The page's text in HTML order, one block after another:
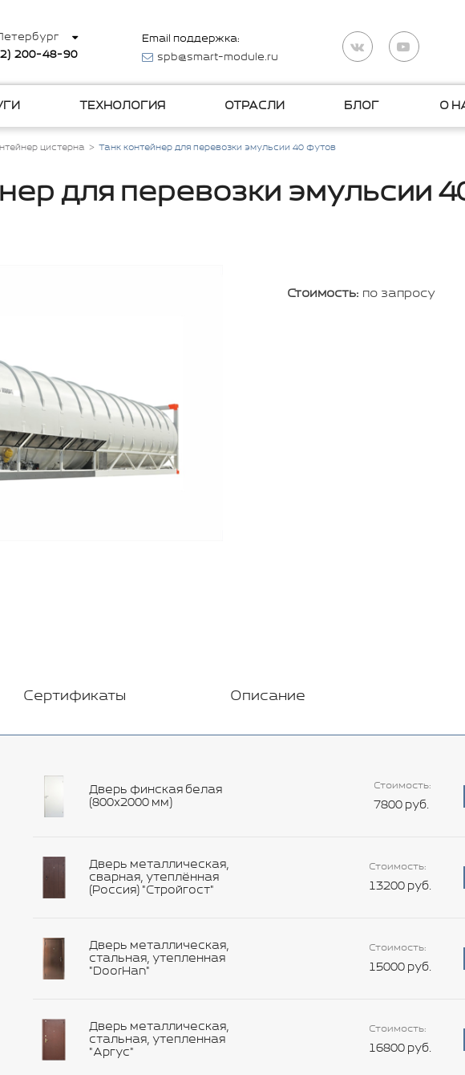
200-48-90
Email поддержка:
spb@smart-module.ru
ТЕХНОЛОГИЯ ОТРАСЛИ БЛОГ О
цистерна Танк контейнер для перевозки эмульсии 40 футов
для перевозки эмульсии
Стоимость: по запросу
Сертификаты Описание
Дверь финская белая
(800х2000 мм)
Стоимость:
7800 руб.
Дверь металлическая,
сварная, утеплённая
(Россия) "Стройгост"
Стоимость:
13200 руб.
Дверь металлическая,
стальная, утепленная
"DoorHan"
Стоимость:
15000 руб.
Дверь металлическая,
стальная, утепленная
"Аргус"
Стоимость:
16800 руб.